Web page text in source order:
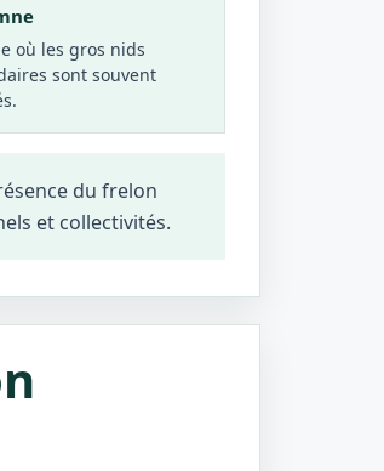
où les gros nids
sont souvent
du frelon
et collectivités.